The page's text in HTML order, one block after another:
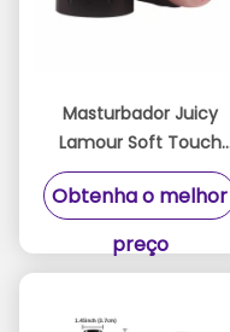
Masturbador Juicy
Lamour Soft Touch
com Canal Interno 3D
e Design à Prova
Obtenha o melhor
preço